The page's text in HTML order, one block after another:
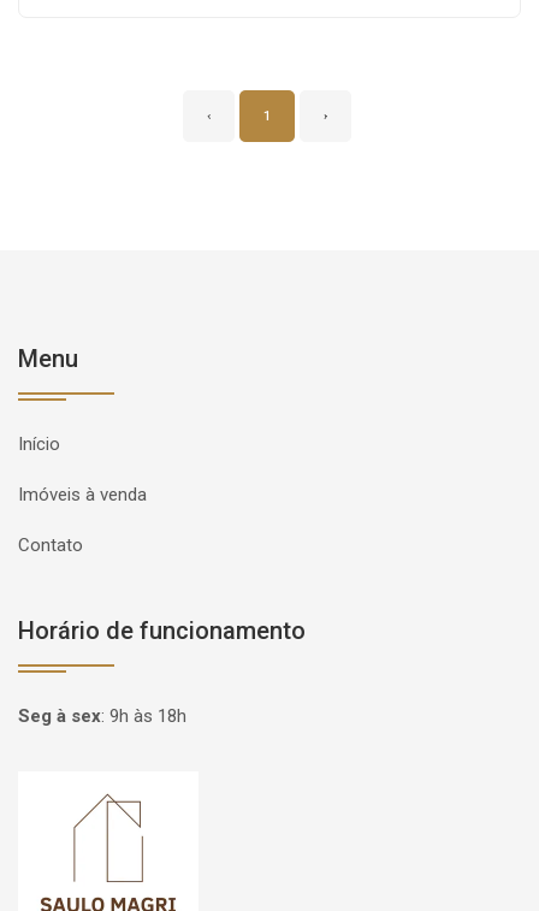
‹ 1 ›
Menu
Início
Imóveis à venda
Contato
Horário de funcionamento
Seg à sex: 9h às 18h
Página inicial